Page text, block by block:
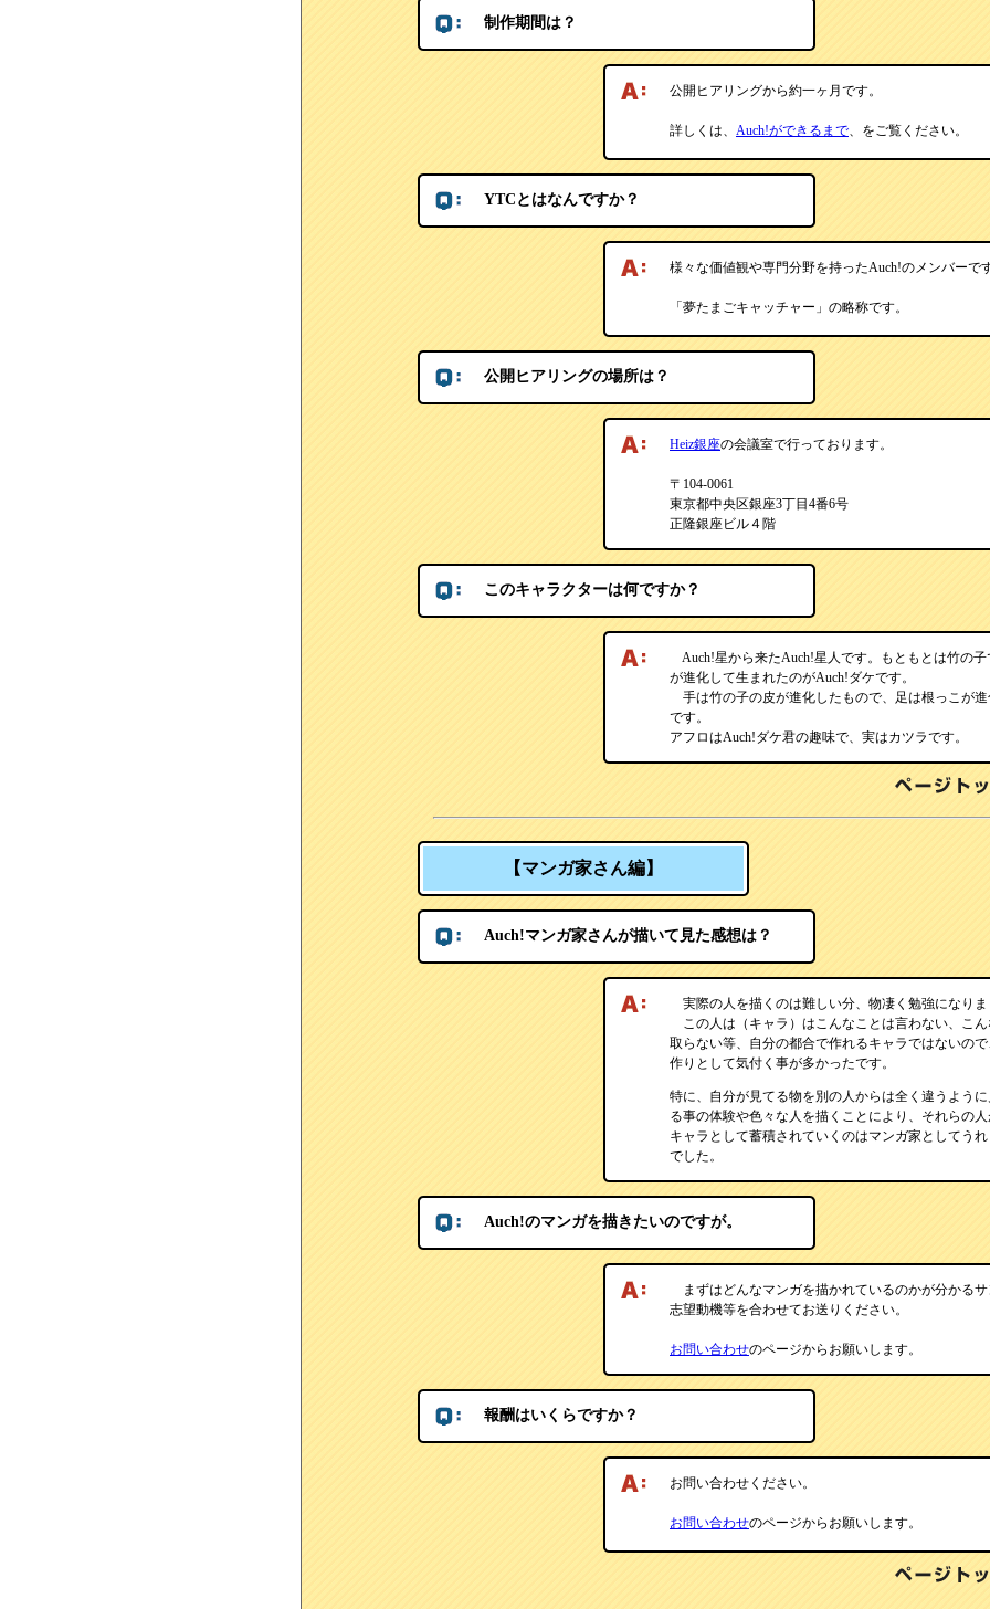
制作期間は？
公開ヒアリングから約一ヶ月です。
詳しくは、 Auch!ができるまで、をご覧ください。
YTCとはなんですか？
様々な価値観や専門分野を持ったAuch!のメンバーで
「夢たまごキャッチャー」の略称です。
公開ヒアリングの場所は？
Heiz銀座の会議室で行っております。
〒104-0061
東京都中央区銀座3丁目4番6号
正隆銀座ビル４階
このキャラクターは何ですか？
Auch!星から来たAuch!星人です。もともとは竹の子
が進化して生まれたのがAuch!ダケです。
手は竹の子の皮が進化したもので、足は根っこが
です。
アフロはAuch!ダケ君の趣味で、実はカツラです。
【マンガ家さん編】
Auch!マンガ家さんが描いて見た感想は？
実際の人を描くのは難しい分、物凄く勉強になり
この人は（キャラ）はこんなことは言わない、こ
取らない等、自分の都合で作れるキャラではないの
作りとして気付く事が多かったです。
特に、自分が見てる物を別の人からは全く違うよう
る事の体験や色々な人を描くことにより、それらの
キャラとして蓄積されていくのはマンガ家としてう
でした。
Auch!のマンガを描きたいのですが。
まずはどんなマンガを描かれているのかが分かる
志望動機等を合わせてお送りください。
お問い合わせのページからお願いします。
報酬はいくらですか？
お問い合わせください。
お問い合わせのページからお願いします。